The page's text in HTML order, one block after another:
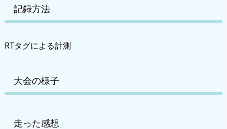
記録方法
RTタグによる計測
大会の様子
走った感想